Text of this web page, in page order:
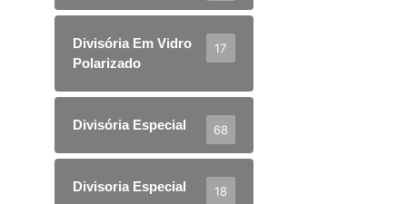
Divisória Em Vidro
Polarizado
17
Divisória Especial 68
Divisoria Especial 18